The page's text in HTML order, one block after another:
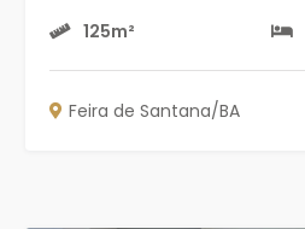
125m²
Feira de Santana/BA